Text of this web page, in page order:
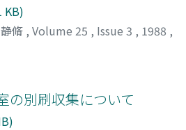
KB)
静脩 , Volume 25 , Issue 3 , 1988 ,
の別刷収集について